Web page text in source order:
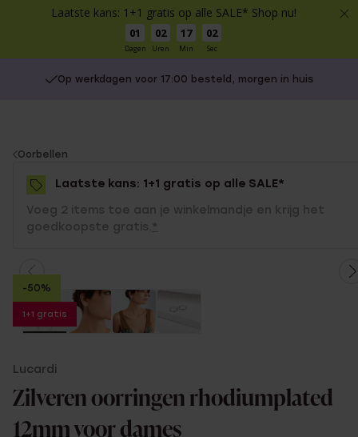
Laatste kans: 1+1 gratis op alle SALE* Shop nu!
01
Dagen
02
Uren
17
Min
02
Sec
Op werkdagen voor 17:00 besteld, morgen in huis
You
are
here:
Oorbellen
Laatste kans: 1+1 gratis op alle SALE*
Voeg 2 items toe aan je winkelmandje en krijg het
goedkoopste gratis. *
-50%
1+1 gratis
Lucardi
Zilveren oorringen rhodiumplated
12mm voor dames